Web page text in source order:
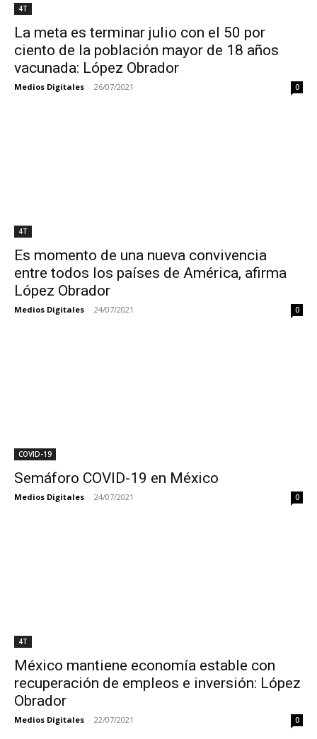
4T
La meta es terminar julio con el 50 por
ciento de la población mayor de 18 años
vacunada: López Obrador
Medios Digitales - 26/07/2021 0
4T
Es momento de una nueva convivencia
entre todos los países de América, afirma
López Obrador
Medios Digitales - 24/07/2021 0
COVID-19
Semáforo COVID-19 en México
Medios Digitales - 24/07/2021 0
4T
México mantiene economía estable con
recuperación de empleos e inversión: López
Obrador
Medios Digitales - 22/07/2021 0